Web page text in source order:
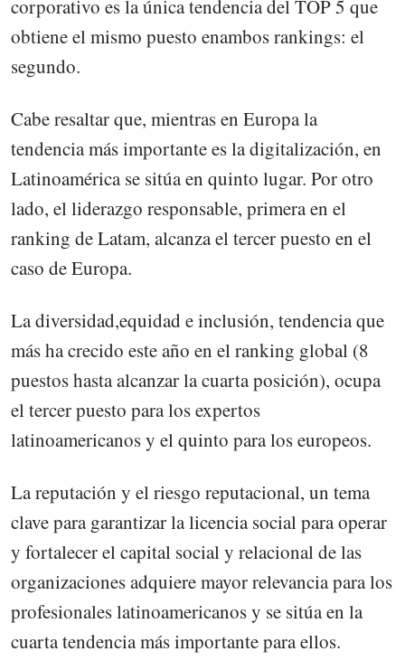
corporativo es la única tendencia del TOP 5 que
obtiene el mismo puesto enambos rankings: el
segundo.
Cabe resaltar que, mientras en Europa la
tendencia más importante es la digitalización, en
Latinoamérica se sitúa en quinto lugar. Por otro
lado, el liderazgo responsable, primera en el
ranking de Latam, alcanza el tercer puesto en el
caso de Europa.
La diversidad,equidad e inclusión, tendencia que
más ha crecido este año en el ranking global (8
puestos hasta alcanzar la cuarta posición), ocupa
el tercer puesto para los expertos
latinoamericanos y el quinto para los europeos.
La reputación y el riesgo reputacional, un tema
clave para garantizar la licencia social para operar
y fortalecer el capital social y relacional de las
organizaciones adquiere mayor relevancia para los
profesionales latinoamericanos y se sitúa en la
cuarta tendencia más importante para ellos.